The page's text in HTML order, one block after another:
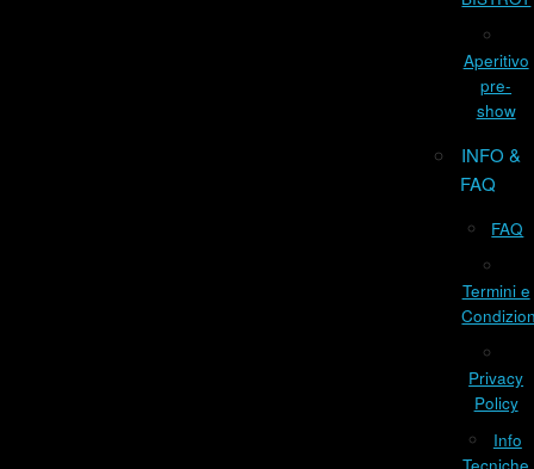
Aperitivo
pre-
show
INFO &
FAQ
FAQ
Termini e
Privacy
Policy
Info